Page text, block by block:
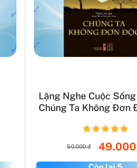
Lặng Nghe Cuộc
Chúng Ta Không Đơn
50.000 đ